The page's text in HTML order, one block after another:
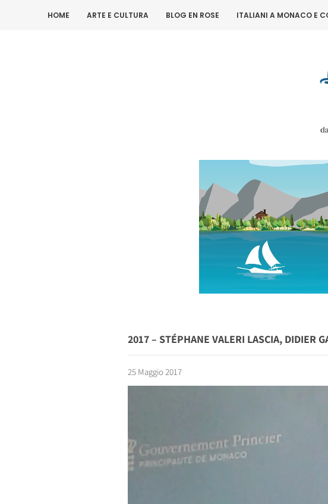
HOME ARTE E CULTURA BLOG EN ROSE ITALIANI A MONACO E
2017 – STÉPHANE VALERI LASCIA, DIDIER
25 Maggio 2017